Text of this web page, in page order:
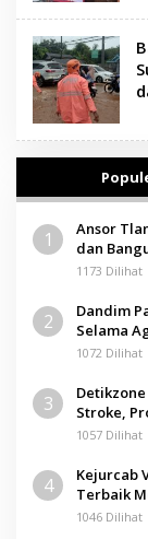
1
Ansor
dan
1173 Dilihat
2
Dandim
Selama
1072 Dilihat
3
Stroke,
1057 Dilihat
4
Kejurcab
Terbaik
1046 Dilihat